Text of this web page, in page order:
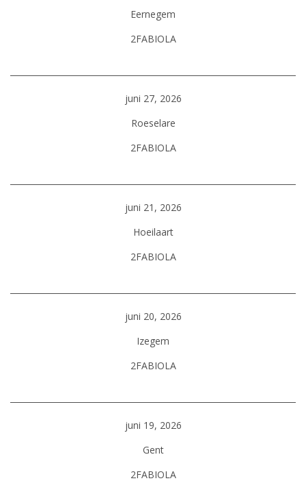
Eernegem
2FABIOLA
juni 27, 2026
Roeselare
2FABIOLA
juni 21, 2026
Hoeilaart
2FABIOLA
juni 20, 2026
Izegem
2FABIOLA
juni 19, 2026
Gent
2FABIOLA